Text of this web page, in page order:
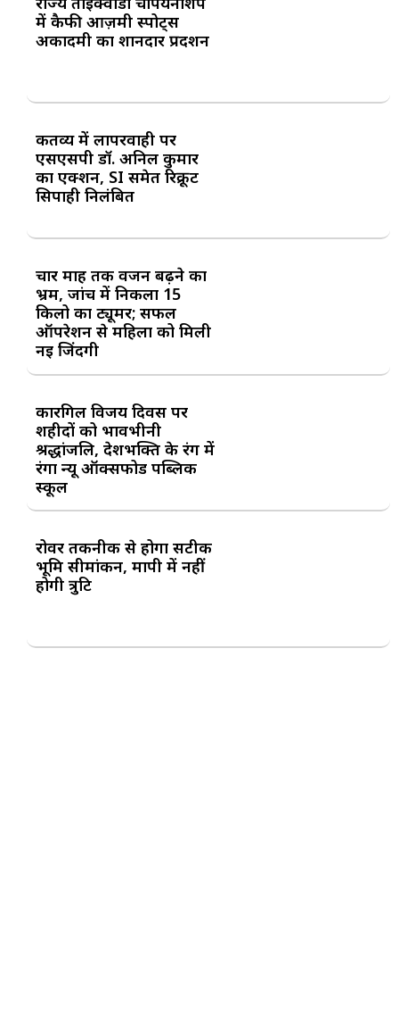
में कैफी आज़मी स्पोर्ट्स
अकादमी का शानदार प्रदर्शन
कर्तव्य में लापरवाही पर
एसएसपी डॉ. अनिल कुमार
का एक्शन, SI समेत रिक्रूट
सिपाही निलंबित
चार माह तक वजन बढ़ने का
भ्रम, जांच में निकला 15
किलो का ट्यूमर; सफल
ऑपरेशन से महिला को मिली
नई जिंदगी
कारगिल विजय दिवस पर
शहीदों को भावभीनी
श्रद्धांजलि, देशभक्ति के रंग में
रंगा न्यू ऑक्सफोर्ड पब्लिक
स्कूल
रोवर तकनीक से होगा सटीक
भूमि सीमांकन, मापी में नहीं
होगी त्रुटि